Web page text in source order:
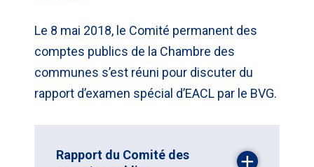
Le 8 mai 2018, le Comité permanent des
comptes publics de la Chambre des
communes s’est réuni pour discuter du
rapport d’examen spécial d’EACL par le BVG.
Rapport du Comité des